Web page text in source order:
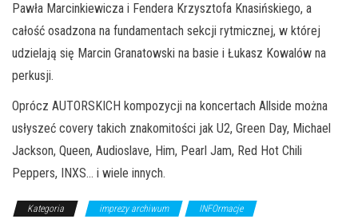
Pawła Marcinkiewicza i Fendera Krzysztofa Knasińskiego, a
całość osadzona na fundamentach sekcji rytmicznej, w której
udzielają się Marcin Granatowski na basie i Łukasz Kowalów na
perkusji.
Oprócz AUTORSKICH kompozycji na koncertach Allside można
usłyszeć covery takich znakomitości jak U2, Green Day, Michael
Jackson, Queen, Audioslave, Him, Pearl Jam, Red Hot Chili
Peppers, INXS… i wiele innych.
Kategoria imprezy archiwum INFOrmacje